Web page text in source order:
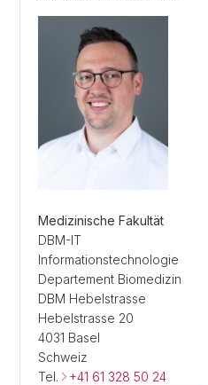
Medizinische Fakultät
DBM-IT
Informationstechnologie
Departement Biomedizin
DBM Hebelstrasse
Hebelstrasse 20
4031 Basel
Schweiz
Tel.
+41 61 328 50 24